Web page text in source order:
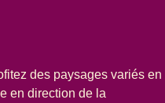
des paysages variés en
en direction de la